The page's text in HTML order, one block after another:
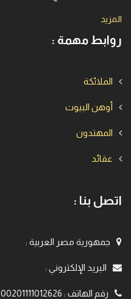
المزيد
روابط مهمة :
الملائكة
أوهن البيوت
المهتدون
عقائد
اتصل بنا :
جمهورية مصر العربية :
البريد الإلكتروني :
رقم الهاتف :
00201111012626